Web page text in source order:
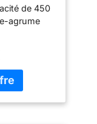
de 450
agrume
de
plusieurs
ON/OFF : Il
sur le
le